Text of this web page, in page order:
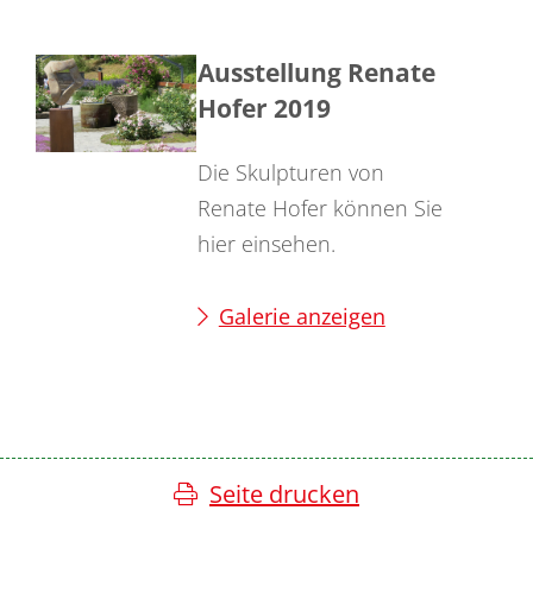
Ausstellung Renate
Hofer 2019
Die Skulpturen von
Renate Hofer können Sie
hier einsehen.
Galerie anzeigen
Seite drucken